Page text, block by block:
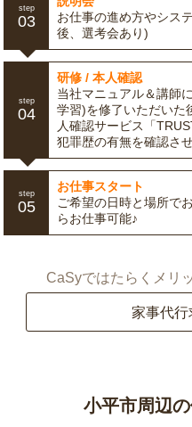
step
03
お仕事の進め方やシス
後、選考会あり)
step
04
研修 / 本人確認
当社マニュアル＆講師
学習)を修了いただいた
人確認サービス「
犯罪歴の有無を確認さ
step
05
お仕事スタート
ご希望の日時と場所で
らお仕事可能♪
CaSyではたらくメリ
家事代行
小平市周辺